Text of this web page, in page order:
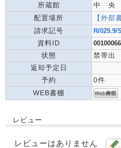
所蔵館
中 央
配置場所
【外部
請求記号
R/029.9/S
資料ID
状態
禁帯出
返却予定日
予約
0件
WEB書棚
レビュー
レビューはありません